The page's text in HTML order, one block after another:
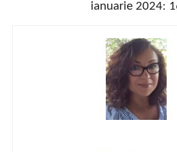
ianuarie 2024: